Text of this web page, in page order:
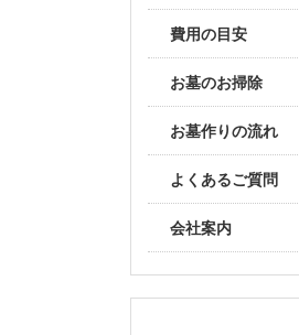
費用の目安
お墓のお掃除
お墓作りの流れ
よくあるご質問
会社案内